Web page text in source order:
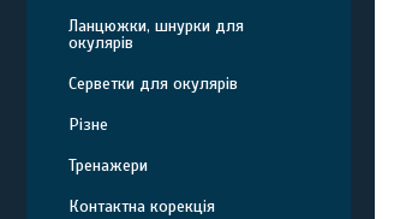
Ланцюжки, шнурки для
окулярів
Серветки для окулярів
Різне
Тренажери
Контактна корекція